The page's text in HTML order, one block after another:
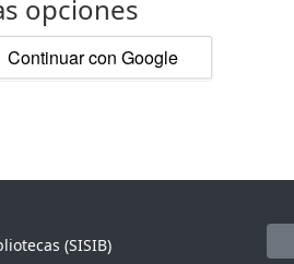
opciones
Continuar con Google
(SISIB)